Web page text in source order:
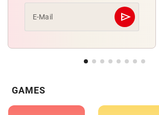
E-Mail send
Abschicken
GAMES